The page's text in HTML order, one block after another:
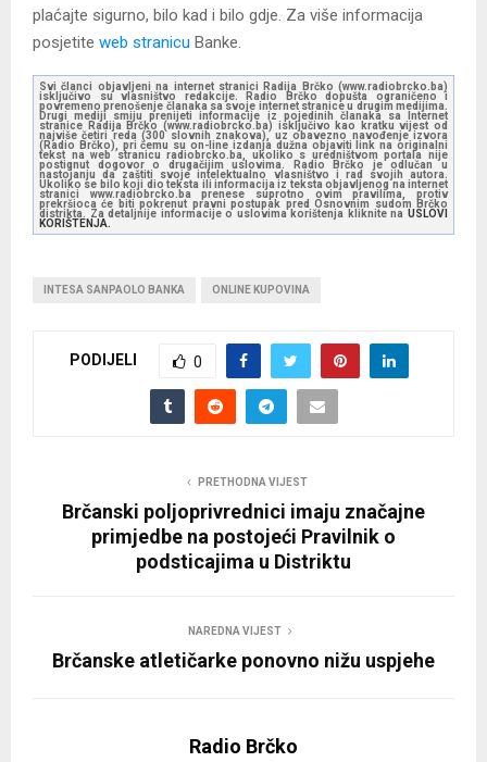
plaćajte sigurno, bilo kad i bilo gdje. Za više informacija
posjetite web stranicu Banke.
Svi članci objavljeni na internet stranici Radija Brčko (www.radiobrcko.ba)
isključivo su vlasništvo redakcije. Radio Brčko dopušta ograničeno i
povremeno prenošenje članaka sa svoje internet stranice u drugim medijima.
Drugi mediji smiju prenijeti informacije iz pojedinih članaka sa Internet
stranice Radija Brčko (www.radiobrcko.ba) isključivo kao kratku vijest od
najviše četiri reda (300 slovnih znakova), uz obavezno navođenje izvora
(Radio Brčko), pri čemu su on-line izdanja dužna objaviti link na originalni
tekst na web stranicu radiobrcko.ba, ukoliko s uredništvom portala nije
postignut dogovor o drugačijim uslovima. Radio Brčko je odlučan u
nastojanju da zaštiti svoje intelektualno vlasništvo i rad svojih autora.
Ukoliko se bilo koji dio teksta ili informacija iz teksta objavljenog na internet
stranici www.radiobrcko.ba prenese suprotno ovim pravilima, protiv
prekršioca će biti pokrenut pravni postupak pred Osnovnim sudom Brčko
distrikta. Za detaljnije informacije o uslovima korištenja kliknite na USLOVI
KORIŠTENJA.
INTESA SANPAOLO BANKA ONLINE KUPOVINA
PODIJELI 0
PRETHODNA VIJEST
Brčanski poljoprivrednici imaju značajne
primjedbe na postojeći Pravilnik o
podsticajima u Distriktu
NAREDNA VIJEST
Brčanske atletičarke ponovno nižu uspjehe
Radio Brčko